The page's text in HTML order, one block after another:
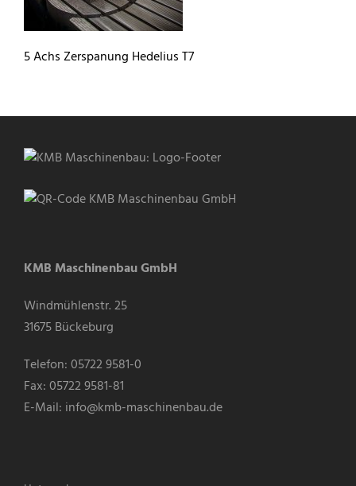
5 Achs Zerspanung Hedelius T7
KMB Maschinenbau GmbH
Windmühlenstr. 25
31675 Bückeburg
Telefon:05722 9581-0
Fax: 05722 9581-81
E-Mail: info@kmb-maschinenbau.de